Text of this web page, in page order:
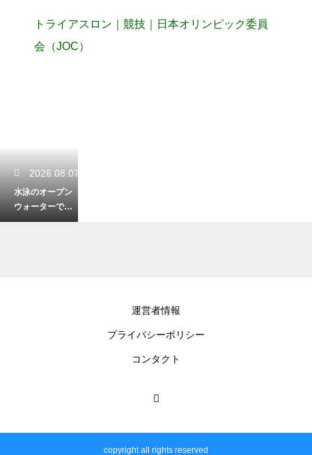
トライアスロン｜競技｜日本オリンピック委員
会（JOC）
2026.08.07
水泳のオープン
ウォーターでの
安全を確保！ス
運営者情報
プライバシーポリシー
コンタクト
copyright all rights reserved